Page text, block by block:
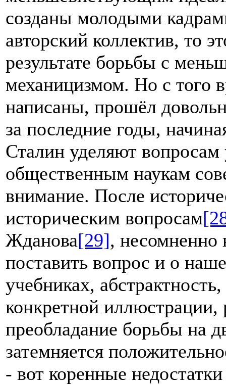
созданы молодыми
авторский коллектив, то
результате борьбы с
механицизмом. Но с того
написаны, прошёл
за последние годы,
Сталин уделяют
общественным наукам
внимание. После
историческим вопросам
Жданова[29], несомненно
поставить вопрос и о
учебниках,
конкретной
преобладание борьбы на
затемняется
- вот коренные